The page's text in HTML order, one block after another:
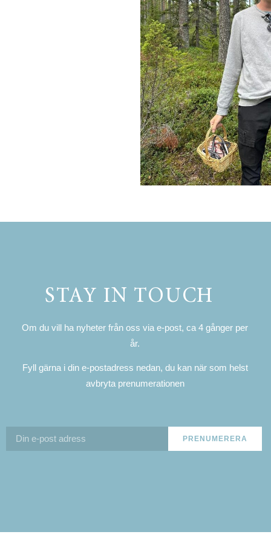
STAY IN TOUCH
Om du vill ha nyheter från oss via e-post, ca 4 gånger per
år.
Fyll gärna i din e-postadress nedan, du kan när som helst
avbryta prenumerationen
PRENUMERERA